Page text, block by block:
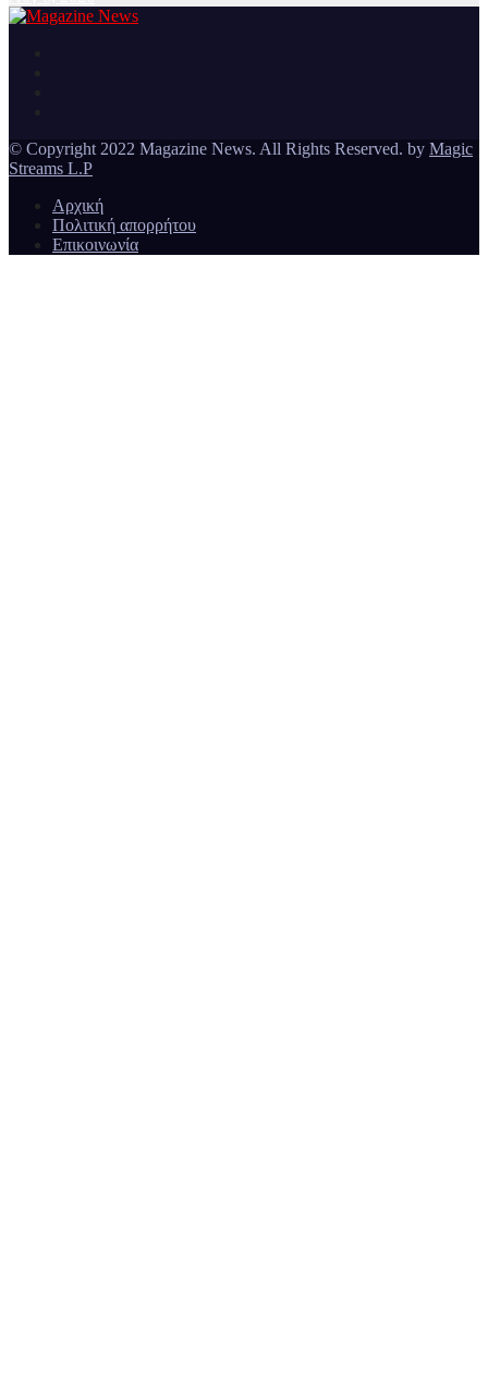
© Copyright 2022 Magazine News. All Rights Reserved. by Magic
Streams L.P
Αρχική
Πολιτική απορρήτου
Επικοινωνία